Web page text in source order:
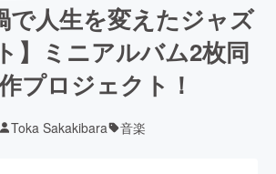
で人生を変えたジャズ
】ミニアルバム2枚同
プロジェクト！
Toka Sakakibara 音楽